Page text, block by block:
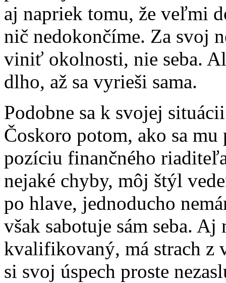
aj napriek tomu, že veľmi
nič nedokončíme. Za svoj
viniť okolnosti, nie seba.
dlho, až sa vyrieši sama.
Podobne sa k svojej
Čoskoro potom, ako sa
pozíciu finančného
nejaké chyby, môj štýl
po hlave, jednoducho
však sabotuje sám seba.
kvalifikovaný, má strach z
si svoj úspech proste